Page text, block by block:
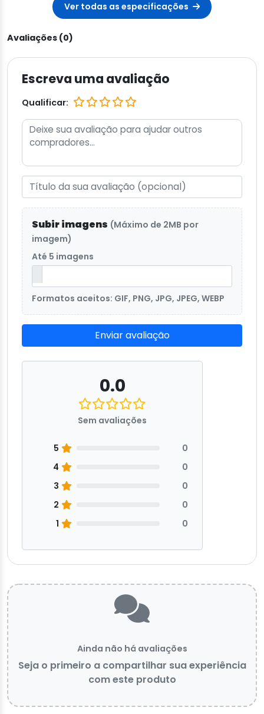
Ver todas as especificações
Avaliações (0)
Escreva uma avaliação
Qualificar:
Subir imagens (Máximo de 2MB por
imagem)
Até 5 imagens
Formatos aceitos: GIF, PNG, JPG, JPEG, WEBP
Enviar avaliação
0.0
Sem avaliações
5
0
4
0
3
0
2
0
1
0
Ainda não há avaliações
Seja o primeiro a compartilhar sua experiência
com este produto